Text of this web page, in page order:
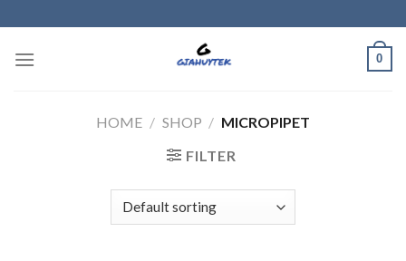
to
content
0
HOME / SHOP / MICROPIPET
FILTER